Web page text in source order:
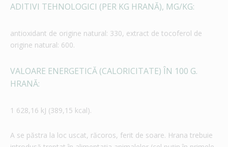
ADITIVI TEHNOLOGICI (PER KG HRANĂ), MG/KG:
antioxidant de origine natural: 330, extract de tocoferol de
origine natural: 600.
VALOARE ENERGETICĂ (CALORICITATE) ÎN 100 G.
HRANĂ:
1 628,16 kJ (389,15 kcal).
A se păstra la loc uscat, răcoros, ferit de soare. Hrana trebuie